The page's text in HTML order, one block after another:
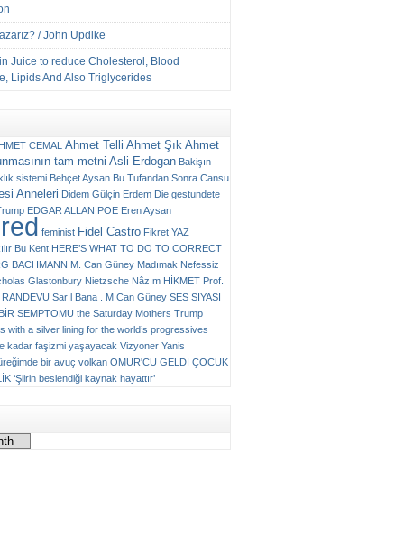
/ John Updike
Juice to reduce Cholesterol, Blood
Lipids And Also Triglycerides
CEMAL Ahmet Telli Ahmet Şık Ahmet
tam metni Asli Erdogan Bakişın
sistemi Behçet Aysan Bu Tufandan Sonra Cansu
Anneleri Didem Gülçin Erdem Die gestundete
EDGAR ALLAN POE Eren Aysan
feminist Fidel Castro Fikret YAZ
Bu Kent HERE’S WHAT TO DO TO CORRECT
BACHMANN M. Can Güney Madımak Nefessiz
Glastonbury Nietzsche Nâzım HİKMET Prof.
RANDEVU Sarıl Bana . M Can Güney SES SİYASİ
SEMPTOMU the Saturday Mothers Trump
with a silver lining for the world’s progressives
kadar faşizmi yaşayacak Vizyoner Yanis
bir avuç volkan ÖMÜR'CÜ GELDİ ÇOCUK
‘Şiirin beslendiği kaynak hayattır’